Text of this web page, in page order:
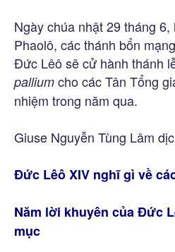
Ngày chúa nhật 29 tháng
Phaolô, các thánh bổn
Đức Lêô sẽ cử hành thánh
pallium cho các Tân Tổng
nhiệm trong năm qua.
Giuse Nguyễn Tùng Lâm
Đức Lêô XIV nghĩ gì về
Năm lời khuyên của Đức
mục